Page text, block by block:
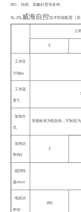
B/C、钽材、四氟衬里等多种。
5L-25L 威海自控技术性能配置（
公
5
工作压
力 Mpa
工作温
度℃
加热方
式
常规标准为电加热，可制造
加热功
率KW
3
搅拌转
速r/min
电机功
率W
355